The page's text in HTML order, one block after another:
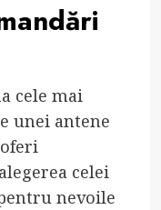
cele mai
unei antene
celei
nevoile